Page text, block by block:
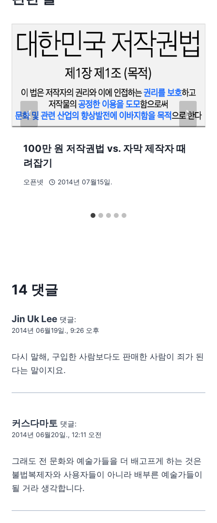
100만 원 저작권법 vs. 자막 제작자 때
려잡기
오픈넷 2014년 07월15일.
14 댓글
Jin Uk Lee 댓글:
2014년 06월19일., 9:26 오후
다시 말해, 구입한 사람보다도 판매한 사람이 죄가 된
다는 말이지요.
커스다마토 댓글:
2014년 06월20일., 12:11 오전
그래도 전 문화와 예술가들을 더 배고프게 하는 것은
불법복제자와 사용자들이 아니라 배부른 예술가들이
될 거라 생각합니다.